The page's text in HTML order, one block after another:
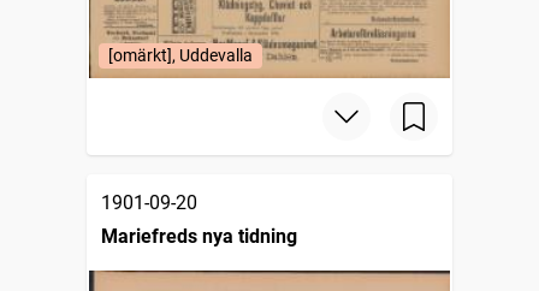
[omärkt], Uddevalla
1901-09-20
Mariefreds nya tidning